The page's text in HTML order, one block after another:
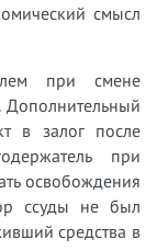
смысл
при смене
Дополнительный
в залог после
при
освобождения
ссуды не был
средства в